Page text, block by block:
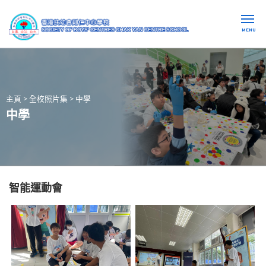
MENU
主頁 > 全校照片集 > 中學
中學
智能運動會